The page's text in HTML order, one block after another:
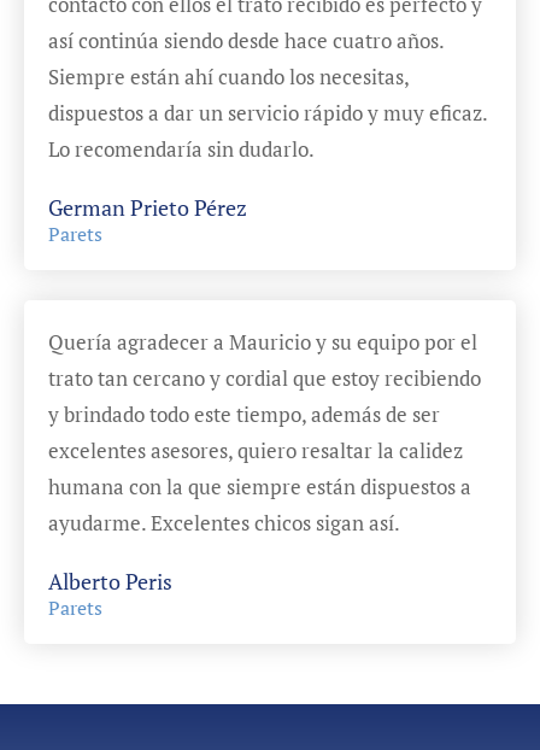
así continúa siendo desde hace cuatro años.
Siempre están ahí cuando los necesitas,
dispuestos a dar un servicio rápido y muy eficaz.
Lo recomendaría sin dudarlo.
German Prieto Pérez
Parets
Quería agradecer a Mauricio y su equipo por el
trato tan cercano y cordial que estoy recibiendo
y brindado todo este tiempo, además de ser
excelentes asesores, quiero resaltar la calidez
humana con la que siempre están dispuestos a
ayudarme. Excelentes chicos sigan así.
Alberto Peris
Parets